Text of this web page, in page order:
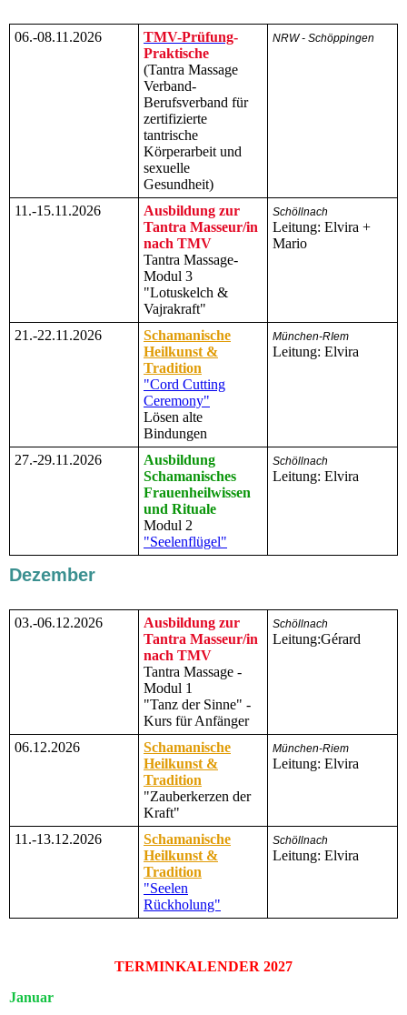
06.-08.11.2026 TMV-Prüfung-
Praktische
(Tantra Massage
Verband-
Berufsverband für
zertifizierte
tantrische
Körperarbeit und
sexuelle
Gesundheit)
NRW - Schöppingen
11.-15.11.2026
Ausbildung zur
Tantra Masseur/in
nach TMV
Tantra Massage-
Modul 3
"Lotuskelch &
Vajrakraft"
Schöllnach
Leitung: Elvira +
Mario
21.-22.11.2026
Schamanische
Heilkunst &
Tradition
"Cord Cutting
Ceremony"
Lösen alte
Bindungen
München-RIem
Leitung: Elvira
27.-29.11.2026
Ausbildung
Schamanisches
Frauenheilwissen
und Rituale
Modul 2
"Seelenflügel"
Schöllnach
Leitung: Elvira
Dezember
03.-06.12.2026
Ausbildung zur
Tantra Masseur/in
nach TMV
Tantra Massage -
Modul 1
"Tanz der Sinne" -
Kurs für Anfänger
Schöllnach
Leitung:Gérard
06.12.2026
Schamanische
Heilkunst &
Tradition
"Zauberkerzen der
Kraft"
München-Riem
Leitung: Elvira
11.-13.12.2026
Schamanische
Heilkunst &
Tradition
"Seelen
Rückholung"
Schöllnach
Leitung: Elvira
TERMINKALENDER 2027
Januar